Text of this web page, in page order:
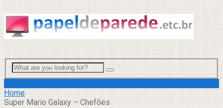
Home
Super Mario Galaxy – Chefões